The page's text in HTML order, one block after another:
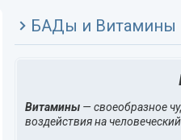
БАДы и Витамины
Витамины— своеобразное
воздействия на